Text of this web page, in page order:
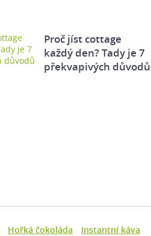
Proč jíst cottage
každý den? Tady je 7
překvapivých důvodů
Hořká čokoláda
Instantní káva